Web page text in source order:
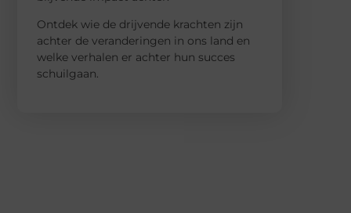
Ontdek wie de drijvende krachten zijn
achter de veranderingen in ons land en
welke verhalen er achter hun succes
schuilgaan.